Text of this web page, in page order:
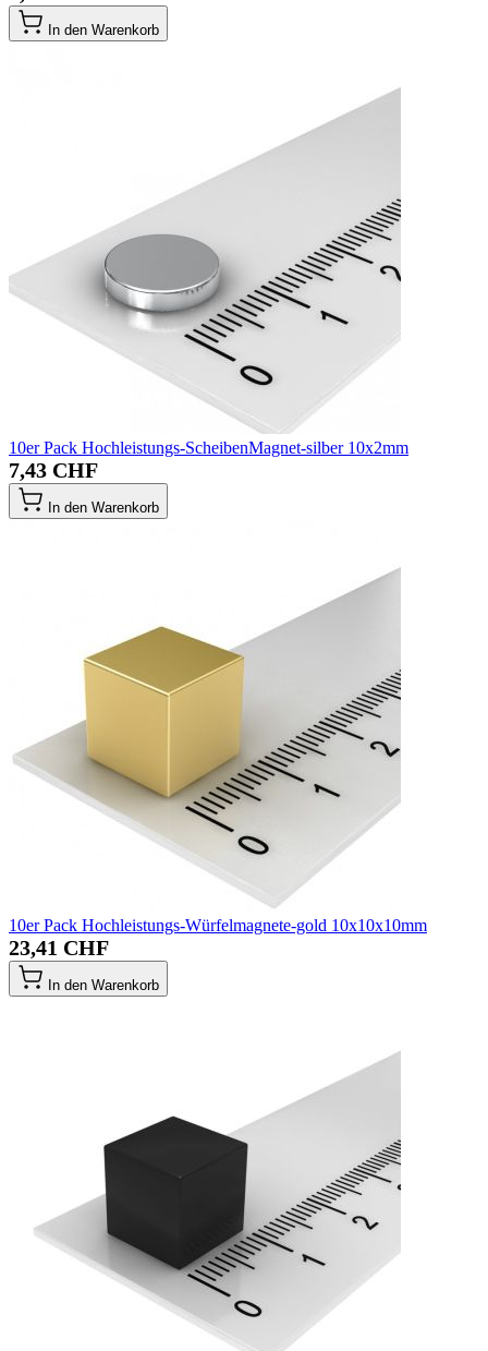
In den Warenkorb
10er Pack Hochleistungs-ScheibenMagnet-silber 10x2mm
7,43 CHF
In den Warenkorb
10er Pack Hochleistungs-Würfelmagnete-gold 10x10x10mm
23,41 CHF
In den Warenkorb